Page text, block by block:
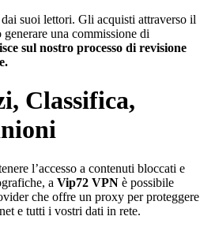
suoi lettori. Gli acquisti attraverso il
una commissione di
sul nostro processo di revisione
Classifica,
l’accesso a contenuti bloccati e
a Vip72 VPN è possibile
che offre un proxy per proteggere
e tutti i vostri dati in rete.